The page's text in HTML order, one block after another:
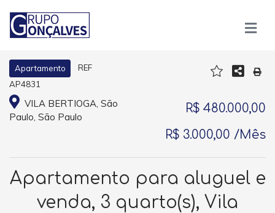
Apartamento
REF
AP4831
VILA BERTIOGA, São
Paulo, São Paulo
R$ 480.000,00
R$ 3.000,00 /Mês
Apartamento para aluguel e
venda, 3 quarto(s), Vila